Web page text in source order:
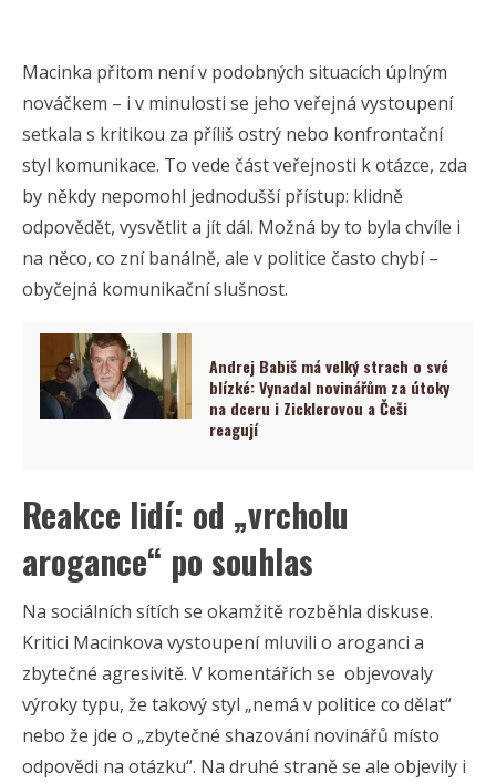
Macinka přitom není v podobných situacích úplným
nováčkem – i v minulosti se jeho veřejná vystoupení
setkala s kritikou za příliš ostrý nebo konfrontační
styl komunikace. To vede část veřejnosti k otázce, zda
by někdy nepomohl jednodušší přístup: klidně
odpovědět, vysvětlit a jít dál. Možná by to byla chvíle i
na něco, co zní banálně, ale v politice často chybí –
obyčejná komunikační slušnost.
Andrej Babiš má velký strach o své
blízké: Vynadal novinářům za útoky
na dceru i Zicklerovou a Češi
reagují
Reakce lidí: od „vrcholu
arogance“ po souhlas
Na sociálních sítích se okamžitě rozběhla diskuse.
Kritici Macinkova vystoupení mluvili o aroganci a
zbytečné agresivitě. V komentářích se objevovaly
výroky typu, že takový styl „nemá v politice co dělat“
nebo že jde o „zbytečné shazování novinářů místo
odpovědi na otázku“. Na druhé straně se ale objevily i